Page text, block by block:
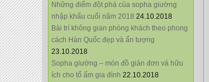
Những điểm đột phá của sopha giường
nhập khẩu cuối năm 2018 24.10.2018
Bài trí không gian phòng khách theo phong
cách Hàn Quốc đẹp và ấn tượng
23.10.2018
Sopha giường – món đồ giản đơn và hữu
ích cho tổ ấm gia đình 22.10.2018